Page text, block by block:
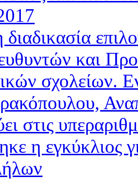
και
σχολείων.
στις
η εγκύκλιος